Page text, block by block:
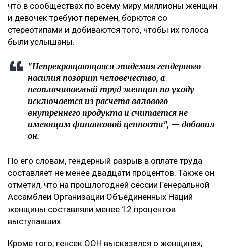
что в сообществах по всему миру миллионы женщин
и девочек требуют перемен, борются со
стереотипами и добиваются того, чтобы их голоса
были услышаны.
"Непрекращающаяся эпидемия гендерного
насилия позорит человечество, а
неоплачиваемый труд женщин по уходу
исключается из расчета валового
внутреннего продукта и считается не
имеющим финансовой ценности", — добавил
он.
По его словам, гендерный разрыв в оплате труда
составляет не менее двадцати процентов. Также он
отметил, что на прошлогодней сессии Генеральной
Ассамблеи Организации Объединенных Наций
женщины составляли менее 12 процентов
выступавших.
Кроме того, генсек ООН высказался о женщинах,